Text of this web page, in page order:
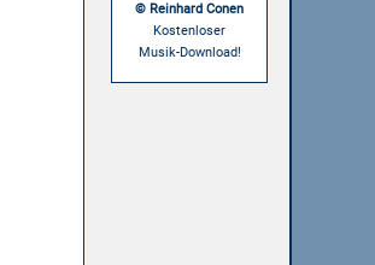
© Reinhard Conen
Kostenloser
Musik-Download!